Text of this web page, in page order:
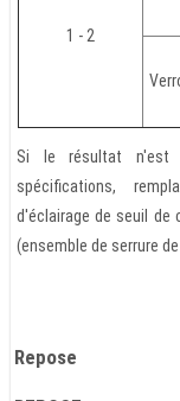
1 - 2
Si le résultat n'est
spécifications,
d'éclairage de seuil de
(ensemble de serrure de
Repose